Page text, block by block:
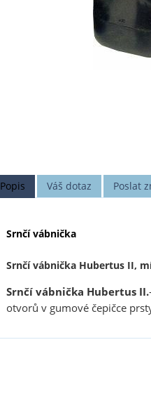
Popis Váš dotaz Poslat
Srnčí vábnička
Srnčí vábnička Hubertus II,
Srnčí vábnička Hubertus II.
otvorů v gumové čepičce